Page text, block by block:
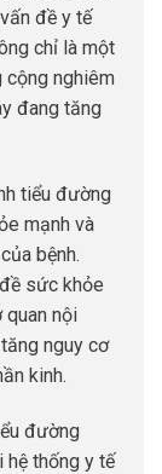
đề y tế
chỉ là một
cộng nghiêm
đang tăng
tiểu đường
mạnh và
bệnh.
sức khỏe
quan nội
nguy cơ
kinh.
đường
hệ thống y tế